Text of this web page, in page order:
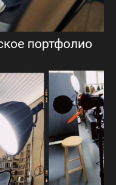
портфолио